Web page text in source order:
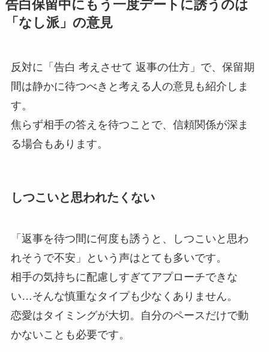
告白保留中にもう一度デートに誘うのは
「なし派」の意見
反対に「告白 考えさせて 返事の仕方」で、保留期
間は静かに待つべきと考える人の意見も紹介しま
す。
焦らず相手の答えを待つことで、信頼関係が深ま
る場合もあります。
しつこいと思われたくない
「返事を待つ間に何度も誘うと、しつこいと思わ
れそうで不安」という声はとても多いです。
相手の気持ちに配慮しすぎてアプローチできな
い…そんな慎重なタイプも少なくありません。
恋愛はタイミングが大切。自分のペースだけで動
かないことも必要です。